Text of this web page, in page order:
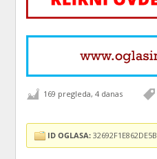
169 pregleda, 4 danas
ID OGLASA: 32692F1E862DE5B